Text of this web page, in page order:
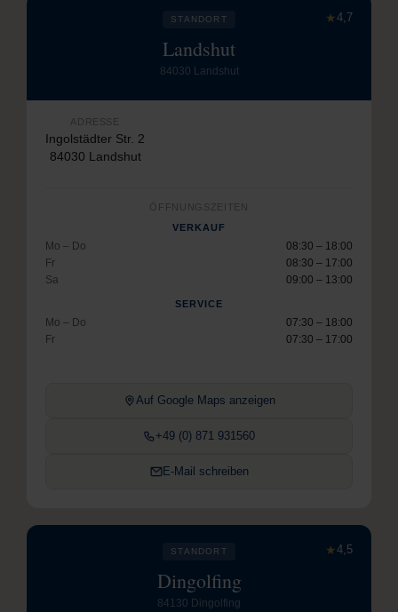
★4,7
STANDORT
Landshut
84030 Landshut
ADRESSE
Ingolstädter Str. 2
84030 Landshut
ÖFFNUNGSZEITEN
VERKAUF
Mo – Do
08:30 – 18:00
Fr
08:30 – 17:00
Sa
09:00 – 13:00
SERVICE
Mo – Do
07:30 – 18:00
Fr
07:30 – 17:00
Auf Google Maps anzeigen
+49 (0) 871 931560
E-Mail schreiben
★4,5
STANDORT
Dingolfing
84130 Dingolfing